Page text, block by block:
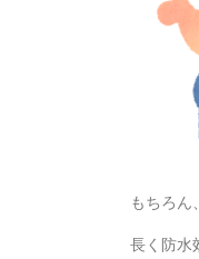
もちろん
長く防水